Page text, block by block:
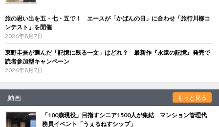
旅の思い出を五・七・五で！ エースが「かばんの日」に合わせ「旅行川柳コ
ンテスト」を開催
2026年8月7日
東野圭吾が選んだ「記憶に残る一文」はどれ？ 最新作『永遠の記憶』発売で
読者参加型キャンペーン
2026年8月7日
動画 もっと見る
「100歳現役」目指すシニア1500人が集結 マンション管理代
務員イベント「うぇるねすシップ」